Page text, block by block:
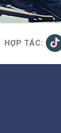
HỢP TÁC: